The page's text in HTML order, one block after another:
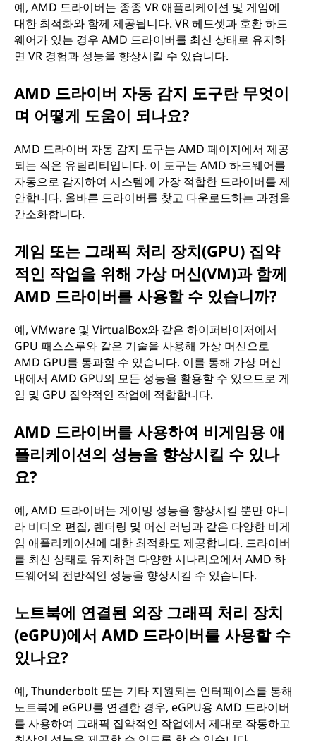
예, AMD 드라이버는 종종 VR 애플리케이션 및 게임에
대한 최적화와 함께 제공됩니다. VR 헤드셋과 호환 하드
웨어가 있는 경우 AMD 드라이버를 최신 상태로 유지하
면 VR 경험과 성능을 향상시킬 수 있습니다.
AMD 드라이버 자동 감지 도구란 무엇이
며 어떻게 도움이 되나요?
AMD 드라이버 자동 감지 도구는 AMD 페이지에서 제공
되는 작은 유틸리티입니다. 이 도구는 AMD 하드웨어를
자동으로 감지하여 시스템에 가장 적합한 드라이버를 제
안합니다. 올바른 드라이버를 찾고 다운로드하는 과정을
간소화합니다.
게임 또는 그래픽 처리 장치(GPU) 집약
적인 작업을 위해 가상 머신(VM)과 함께
AMD 드라이버를 사용할 수 있습니까?
예, VMware 및 VirtualBox와 같은 하이퍼바이저에서
GPU 패스스루와 같은 기술을 사용해 가상 머신으로
AMD GPU를 통과할 수 있습니다. 이를 통해 가상 머신
내에서 AMD GPU의 모든 성능을 활용할 수 있으므로 게
임 및 GPU 집약적인 작업에 적합합니다.
AMD 드라이버를 사용하여 비게임용 애
플리케이션의 성능을 향상시킬 수 있나
요?
예, AMD 드라이버는 게이밍 성능을 향상시킬 뿐만 아니
라 비디오 편집, 렌더링 및 머신 러닝과 같은 다양한 비게
임 애플리케이션에 대한 최적화도 제공합니다. 드라이버
를 최신 상태로 유지하면 다양한 시나리오에서 AMD 하
드웨어의 전반적인 성능을 향상시킬 수 있습니다.
노트북에 연결된 외장 그래픽 처리 장치
(eGPU)에서 AMD 드라이버를 사용할 수
있나요?
예, Thunderbolt 또는 기타 지원되는 인터페이스를 통해
노트북에 eGPU를 연결한 경우, eGPU용 AMD 드라이버
를 사용하여 그래픽 집약적인 작업에서 제대로 작동하고